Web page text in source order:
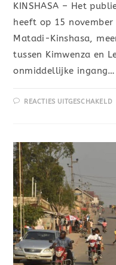
KINSHASA – Het
heeft op 15
Matadi-Kinshasa,
tussen Kimwenza en
onmiddellijke ingang…
REACTIES UITGESCHAKELD